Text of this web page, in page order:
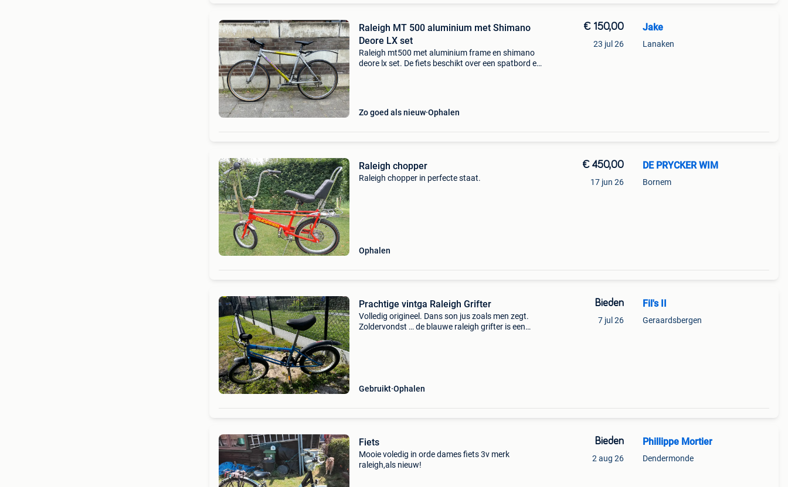
Raleigh MT 500 aluminium met Shimano
Deore LX set
Raleigh mt500 met aluminium frame en shimano
deore lx set. De fiets beschikt over een spatbord en
Zo goed als nieuw Ophalen
€ 150,00
23 jul 26
Jake
Lanaken
Raleigh chopper
Raleigh chopper in perfecte staat.
Ophalen
€ 450,00
17 jun 26
DE PRYCKER WIM
Bornem
Prachtige vintga Raleigh Grifter
Volledig origineel. Dans son jus zoals men zegt.
Zoldervondst … de blauwe raleigh grifter is een
Gebruikt Ophalen
Bieden
7 jul 26
Fil's II
Geraardsbergen
Fiets
Mooie voledig in orde dames fiets 3v merk
raleigh,als nieuw!
Bieden
2 aug 26
Phillippe Mortier
Dendermonde